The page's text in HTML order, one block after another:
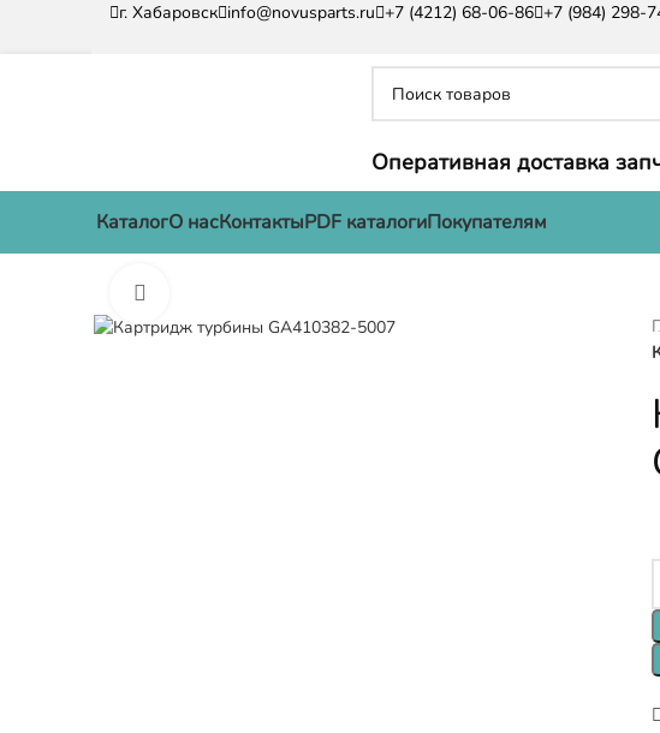
г. Хабаровск info@novusparts.ru +7 (4212) 68-06-86 +7 (984) 298-
Оперативная доставка
КаталогО насКонтактыPDF каталогиПокупателям